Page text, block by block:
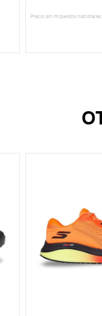
Precio sin impuestos nacionales: